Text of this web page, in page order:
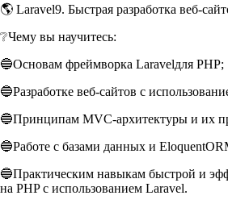
🌎 Laravel9. Быстрая разработка веб-
❔Чему вы научитесь:
🔵Основам фреймворка Laravelдля PHP;
🔵Разработке веб-сайтов с
🔵Принципам MVC-архитектуры и их
🔵Работе с базами данных и
🔵Практическим навыкам быстрой и
на PHP с использованием Laravel.